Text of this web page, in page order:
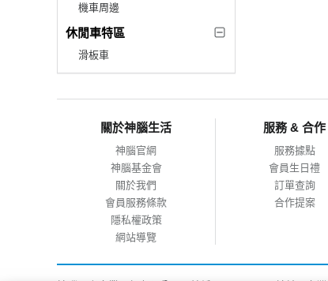
機車周邊
休閒車特區
滑板車
關於神腦生活
神腦官網
神腦基金會
關於我們
會員服務條款
隱私權政策
網站導覽
服務 & 合作
服務據點
會員生日禮
訂單查詢
合作提案